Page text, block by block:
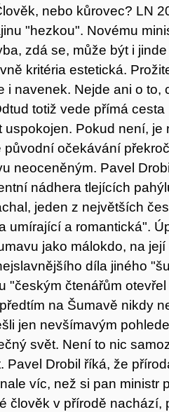
nebo kůrovec? LN
"hezkou". Novému
zdá se, může být i
kritéria estetická.
i navenek. Nejde ani o
totiž vede přímá
uspokojen. Pokud není,
původní očekávání
neoceněným. Pavel
nádhera tlejících
jeden z největších
umírající a romantická".
jako málokdo, na
díla jiného
"českým čtenářům
na Šumavě nikdy
jen nevšímavým
svět. Není to nic
Pavel Drobil říká, že
víc, než si pan ministr
člověk v přírodě